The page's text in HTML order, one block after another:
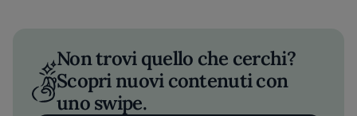
Non trovi quello che cerchi?
Scopri nuovi contenuti con
uno swipe.